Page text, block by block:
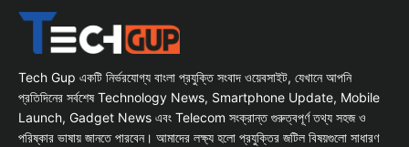
Tech Gup একটি নির্ভরযোগ্য বাংলা প্রযুক্তি সংবাদ ওয়েবসাইট, যেখানে আপনি
প্রতিদিনের সর্বশেষ Technology News, Smartphone Update, Mobile
Launch, Gadget News এবং Telecom সংক্রান্ত গুরুত্বপূর্ণ তথ্য সহজ ও
পরিষ্কার ভাষায় জানতে পারবেন। আমাদের লক্ষ্য হলো প্রযুক্তির জটিল বিষয়গুলো সাধারণ